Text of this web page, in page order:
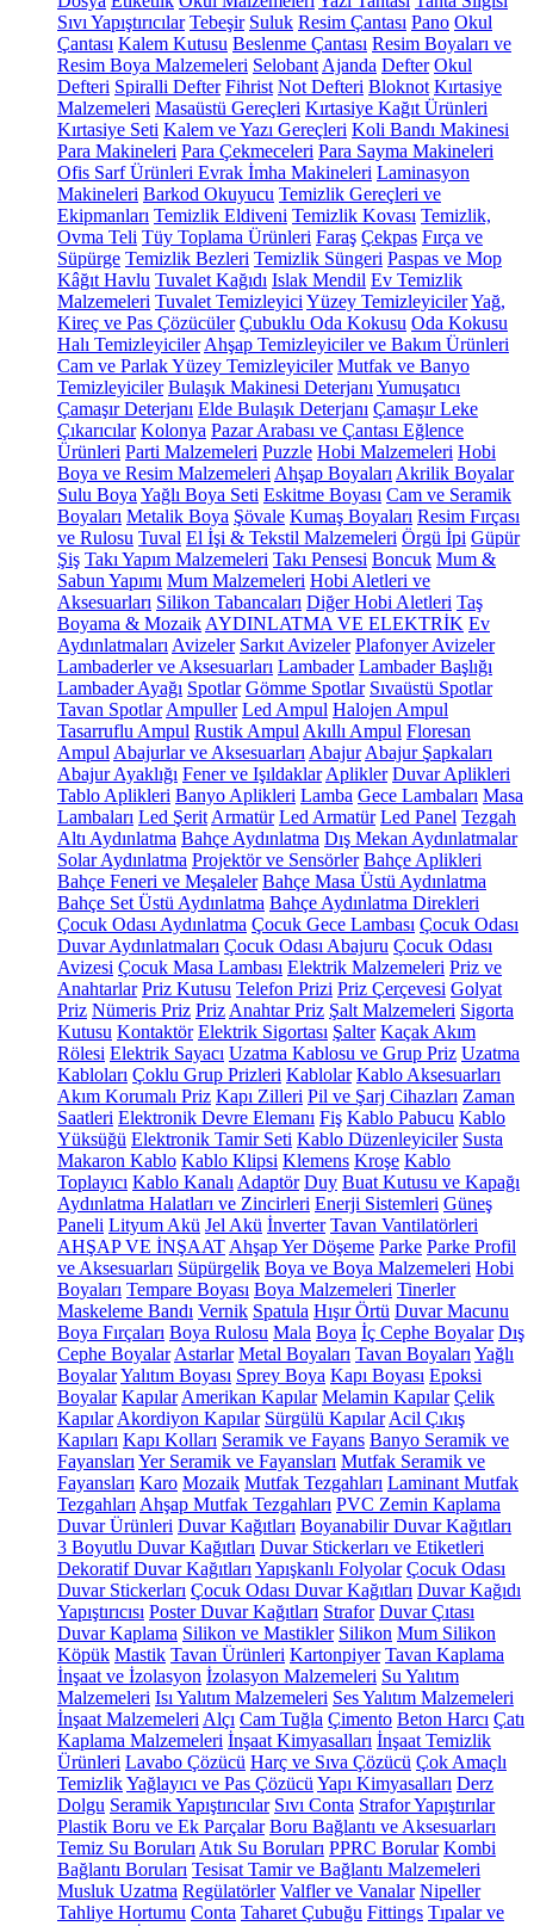
Sıvı Yapıştırıcılar Tebeşir Suluk Resim Çantası Pano Okul
Çantası Kalem Kutusu Beslenme Çantası Resim Boyaları ve
Resim Boya Malzemeleri Selobant Ajanda Defter Okul
Defteri Spiralli Defter Fihrist Not Defteri Bloknot Kırtasiye
Malzemeleri Masaüstü Gereçleri Kırtasiye Kağıt Ürünleri
Kırtasiye Seti Kalem ve Yazı Gereçleri Koli Bandı Makinesi
Para Makineleri Para Çekmeceleri Para Sayma Makineleri
Ofis Sarf Ürünleri Evrak İmha Makineleri Laminasyon
Makineleri Barkod Okuyucu Temizlik Gereçleri ve
Ekipmanları Temizlik Eldiveni Temizlik Kovası Temizlik,
Ovma Teli Tüy Toplama Ürünleri Faraş Çekpas Fırça ve
Süpürge Temizlik Bezleri Temizlik Süngeri Paspas ve Mop
Kâğıt Havlu Tuvalet Kağıdı Islak Mendil Ev Temizlik
Malzemeleri Tuvalet Temizleyici Yüzey TemizleyicilerYağ,
Kireç ve Pas Çözücüler Çubuklu Oda Kokusu Oda Kokusu
Halı Temizleyiciler Ahşap Temizleyiciler ve Bakım Ürünleri
Cam ve Parlak Yüzey Temizleyiciler Mutfak ve Banyo
Temizleyiciler Bulaşık Makinesi Deterjanı Yumuşatıcı
Çamaşır Deterjanı Elde Bulaşık Deterjanı Çamaşır Leke
Çıkarıcılar Kolonya Pazar Arabası ve Çantası Eğlence
Ürünleri Parti Malzemeleri Puzzle Hobi Malzemeleri Hobi
Boya ve Resim Malzemeleri Ahşap Boyaları Akrilik Boyalar
Sulu Boya Yağlı Boya Seti Eskitme Boyası Cam ve Seramik
Boyaları Metalik Boya Şövale Kumaş Boyaları Resim Fırçası
ve Rulosu Tuval El İşi & Tekstil Malzemeleri Örgü İpi Güpür
Şiş Takı Yapım Malzemeleri Takı Pensesi Boncuk Mum &
Sabun Yapımı Mum Malzemeleri Hobi Aletleri ve
Aksesuarları Silikon Tabancaları Diğer Hobi Aletleri Taş
Boyama & Mozaik AYDINLATMA VE ELEKTRİK Ev
Aydınlatmaları Avizeler Sarkıt Avizeler Plafonyer Avizeler
Lambaderler ve Aksesuarları Lambader Lambader Başlığı
Lambader Ayağı Spotlar Gömme Spotlar Sıvaüstü Spotlar
Tavan Spotlar Ampuller Led Ampul Halojen Ampul
Tasarruflu Ampul Rustik Ampul Akıllı Ampul Floresan
Ampul Abajurlar ve Aksesuarları Abajur Abajur Şapkaları
Abajur Ayaklığı Fener ve Işıldaklar Aplikler Duvar Aplikleri
Tablo Aplikleri Banyo Aplikleri Lamba Gece Lambaları Masa
Lambaları Led Şerit Armatür Led Armatür Led Panel Tezgah
Altı Aydınlatma Bahçe Aydınlatma Dış Mekan Aydınlatmalar
Solar Aydınlatma Projektör ve Sensörler Bahçe Aplikleri
Bahçe Feneri ve Meşaleler Bahçe Masa Üstü Aydınlatma
Bahçe Set Üstü Aydınlatma Bahçe Aydınlatma Direkleri
Çocuk Odası Aydınlatma Çocuk Gece Lambası Çocuk Odası
Duvar Aydınlatmaları Çocuk Odası Abajuru Çocuk Odası
Avizesi Çocuk Masa Lambası Elektrik Malzemeleri Priz ve
Anahtarlar Priz Kutusu Telefon Prizi Priz Çerçevesi Golyat
Priz Nümeris Priz Priz Anahtar Priz Şalt Malzemeleri Sigorta
Kutusu Kontaktör Elektrik Sigortası Şalter Kaçak Akım
Rölesi Elektrik Sayacı Uzatma Kablosu ve Grup Priz Uzatma
Kabloları Çoklu Grup Prizleri Kablolar Kablo Aksesuarları
Akım Korumalı Priz Kapı Zilleri Pil ve Şarj Cihazları Zaman
Saatleri Elektronik Devre Elemanı Fiş Kablo Pabucu Kablo
Yüksüğü Elektronik Tamir Seti Kablo Düzenleyiciler Susta
Makaron Kablo Kablo Klipsi Klemens Kroşe Kablo
Toplayıcı Kablo Kanalı Adaptör Duy Buat Kutusu ve Kapağı
Aydınlatma Halatları ve Zincirleri Enerji Sistemleri Güneş
Paneli Lityum Akü Jel Akü İnverter Tavan Vantilatörleri
AHŞAP VE İNŞAAT Ahşap Yer Döşeme Parke Parke Profil
ve Aksesuarları Süpürgelik Boya ve Boya Malzemeleri Hobi
Boyaları Tempare Boyası Boya Malzemeleri Tinerler
Maskeleme Bandı Vernik Spatula Hışır Örtü Duvar Macunu
Boya Fırçaları Boya Rulosu Mala Boya İç Cephe Boyalar Dış
Cephe Boyalar Astarlar Metal Boyaları Tavan Boyaları Yağlı
BoyalarYalıtım Boyası Sprey Boya Kapı Boyası Epoksi
Boyalar Kapılar Amerikan Kapılar Melamin Kapılar Çelik
Kapılar Akordiyon Kapılar Sürgülü Kapılar Acil Çıkış
Kapıları Kapı Kolları Seramik ve Fayans Banyo Seramik ve
Fayansları Yer Seramik ve Fayansları Mutfak Seramik ve
Fayansları Karo Mozaik Mutfak Tezgahları Laminant Mutfak
Tezgahları Ahşap Mutfak Tezgahları PVC Zemin Kaplama
Duvar Ürünleri Duvar Kağıtları Boyanabilir Duvar Kağıtları
3 Boyutlu Duvar Kağıtları Duvar Stickerları ve Etiketleri
Dekoratif Duvar Kağıtları Yapışkanlı Folyolar Çocuk Odası
Duvar Stickerları Çocuk Odası Duvar Kağıtları Duvar Kağıdı
Yapıştırıcısı Poster Duvar Kağıtları Strafor Duvar Çıtası
Duvar Kaplama Silikon ve Mastikler Silikon Mum Silikon
Köpük Mastik Tavan Ürünleri Kartonpiyer Tavan Kaplama
İnşaat ve İzolasyon İzolasyon Malzemeleri Su Yalıtım
Malzemeleri Isı Yalıtım Malzemeleri Ses Yalıtım Malzemeleri
İnşaat Malzemeleri Alçı Cam Tuğla Çimento Beton Harcı Çatı
Kaplama Malzemeleri İnşaat Kimyasalları İnşaat Temizlik
Ürünleri Lavabo Çözücü Harç ve Sıva Çözücü Çok Amaçlı
TemizlikYağlayıcı ve Pas Çözücü Yapı Kimyasalları Derz
Dolgu Seramik Yapıştırıcılar Sıvı Conta Strafor Yapıştırılar
Plastik Boru ve Ek Parçalar Boru Bağlantı ve Aksesuarları
Temiz Su Boruları Atık Su Boruları PPRC Borular Kombi
Bağlantı Boruları Tesisat Tamir ve Bağlantı Malzemeleri
Musluk Uzatma Regülatörler Valfler ve Vanalar Nipeller
Tahliye Hortumu Conta Taharet Çubuğu Fittings Tıpalar ve